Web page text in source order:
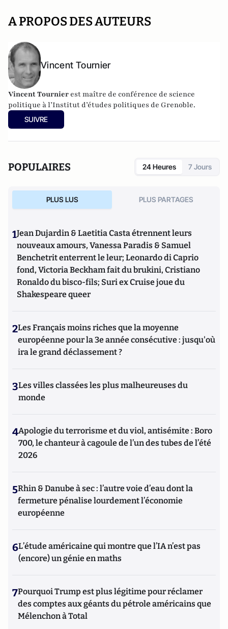
A PROPOS DES AUTEURS
Vincent Tournier
Vincent Tournier est maître de conférence de science
politique à l’Institut d’études politiques de Grenoble.
SUIVRE
POPULAIRES 24 Heures 7 Jours
PLUS LUS PLUS PARTAGES
1Jean Dujardin & Laetitia Casta étrennent leurs
nouveaux amours, Vanessa Paradis & Samuel
Benchetrit enterrent le leur; Leonardo di Caprio
fond, Victoria Beckham fait du brukini, Cristiano
Ronaldo du bisco-fils; Suri ex Cruise joue du
Shakespeare queer
2Les Français moins riches que la moyenne
européenne pour la 3e année consécutive : jusqu'où
ira le grand déclassement ?
3Les villes classées les plus malheureuses du
monde
4Apologie du terrorisme et du viol, antisémite : Boro
700, le chanteur à cagoule de l’un des tubes de l’été
2026
5Rhin & Danube à sec : l’autre voie d’eau dont la
fermeture pénalise lourdement l’économie
européenne
6L’étude américaine qui montre que l’IA n’est pas
(encore) un génie en maths
7Pourquoi Trump est plus légitime pour réclamer
des comptes aux géants du pétrole américains que
Mélenchon à Total